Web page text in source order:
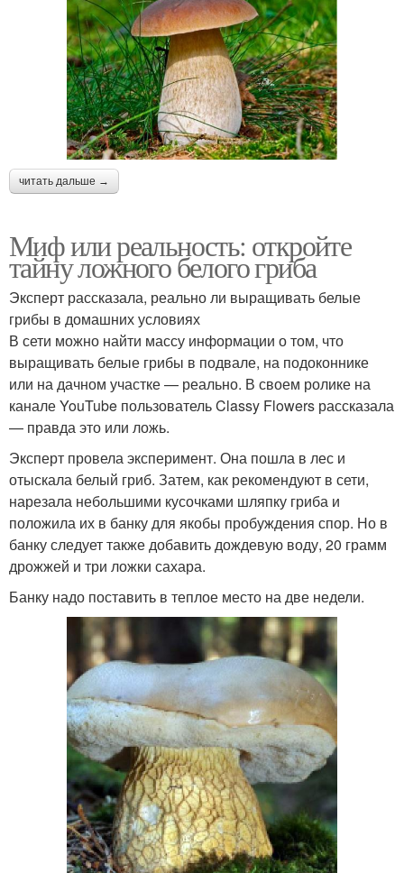
читать дальше →
Миф или реальность: откройте
тайну ложного белого гриба
Эксперт рассказала, реально ли выращивать белые
грибы в домашних условиях
В сети можно найти массу информации о том, что
выращивать белые грибы в подвале, на подоконнике
или на дачном участке — реально. В своем ролике на
канале YouTube пользователь Classy Flowers рассказала
— правда это или ложь.
Эксперт провела эксперимент. Она пошла в лес и
отыскала белый гриб. Затем, как рекомендуют в сети,
нарезала небольшими кусочками шляпку гриба и
положила их в банку для якобы пробуждения спор. Но в
банку следует также добавить дождевую воду, 20 грамм
дрожжей и три ложки сахара.
Банку надо поставить в теплое место на две недели.